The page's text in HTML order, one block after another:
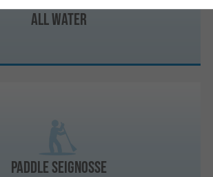
All Water
Paddle Seignosse